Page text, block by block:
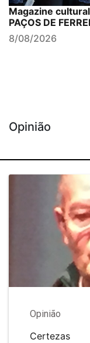
Magazine
PAÇOS DE
8/08/2026
Opinião
Opinião
Certezas